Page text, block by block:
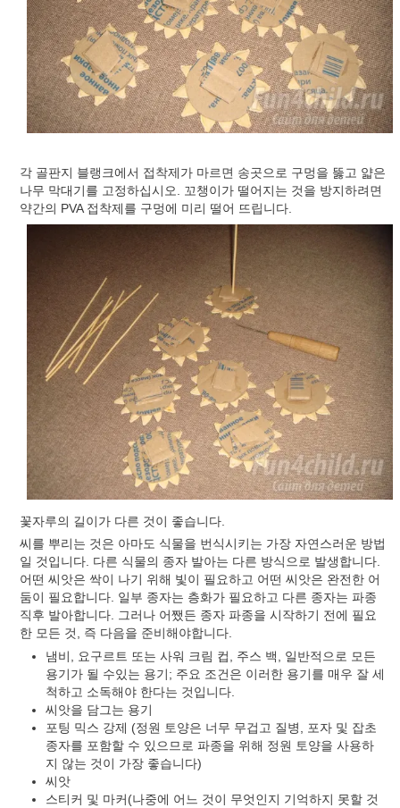
각 골판지 블랭크에서 접착제가 마르면 송곳으로 구멍을 뚫고 얇은
나무 막대기를 고정하십시오. 꼬챙이가 떨어지는 것을 방지하려면
약간의 PVA 접착제를 구멍에 미리 떨어 뜨립니다.
꽃자루의 길이가 다른 것이 좋습니다.
씨를 뿌리는 것은 아마도 식물을 번식시키는 가장 자연스러운 방법
일 것입니다. 다른 식물의 종자 발아는 다른 방식으로 발생합니다.
어떤 씨앗은 싹이 나기 위해 빛이 필요하고 어떤 씨앗은 완전한 어
둠이 필요합니다. 일부 종자는 층화가 필요하고 다른 종자는 파종
직후 발아합니다. 그러나 어쨌든 종자 파종을 시작하기 전에 필요
한 모든 것, 즉 다음을 준비해야합니다.
냄비, 요구르트 또는 사워 크림 컵, 주스 백, 일반적으로 모든
용기가 될 수있는 용기; 주요 조건은 이러한 용기를 매우 잘 세
척하고 소독해야 한다는 것입니다.
씨앗을 담그는 용기
포팅 믹스 강제 (정원 토양은 너무 무겁고 질병, 포자 및 잡초
종자를 포함할 수 있으므로 파종을 위해 정원 토양을 사용하
지 않는 것이 가장 좋습니다)
씨앗
스티커 및 마커(나중에 어느 것이 무엇인지 기억하지 못할 것